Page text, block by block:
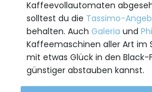
Kaffeevollautomaten
solltest du die Tassimo-
behalten. Auch Galeria und
Kaffeemaschinen aller Art im
mit etwas Glück in den
günstiger abstauben kannst.